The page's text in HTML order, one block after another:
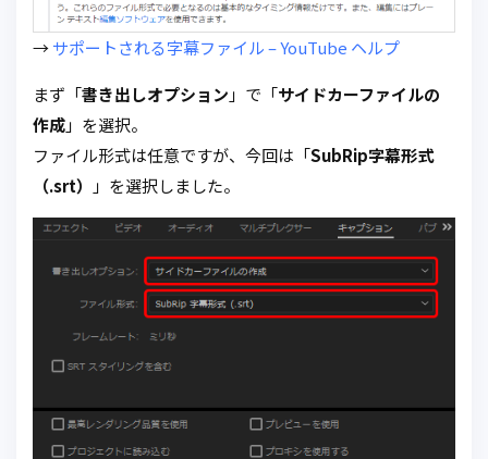
→サポートされる字幕ファイル – YouTube ヘルプ
まず「書き出しオプション 」で「サイドカーファイルの
作成」を選択。
ファイル形式は任意ですが、今回は「SubRip字幕形式
（.srt）
」を選択しました。